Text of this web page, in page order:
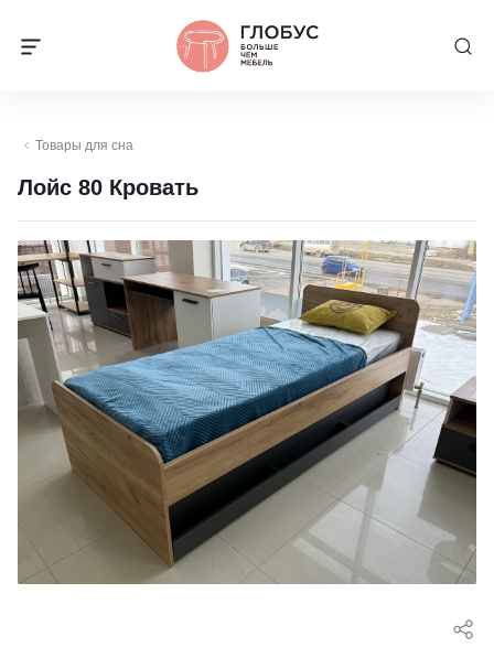
Товары для сна
Лойс 80 Кровать